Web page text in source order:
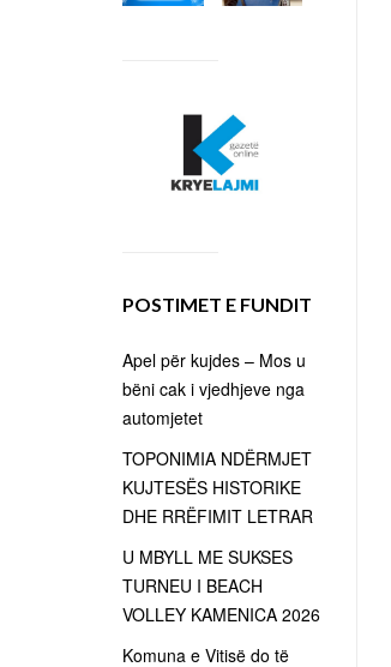
POSTIMET E FUNDIT
Apel për kujdes – Mos u
bëni cak i vjedhjeve nga
automjetet
TOPONIMIA NDËRMJET
KUJTESËS HISTORIKE
DHE RRËFIMIT LETRAR
U MBYLL ME SUKSES
TURNEU I BEACH
VOLLEY KAMENICA 2026
Komuna e Vitisë do të